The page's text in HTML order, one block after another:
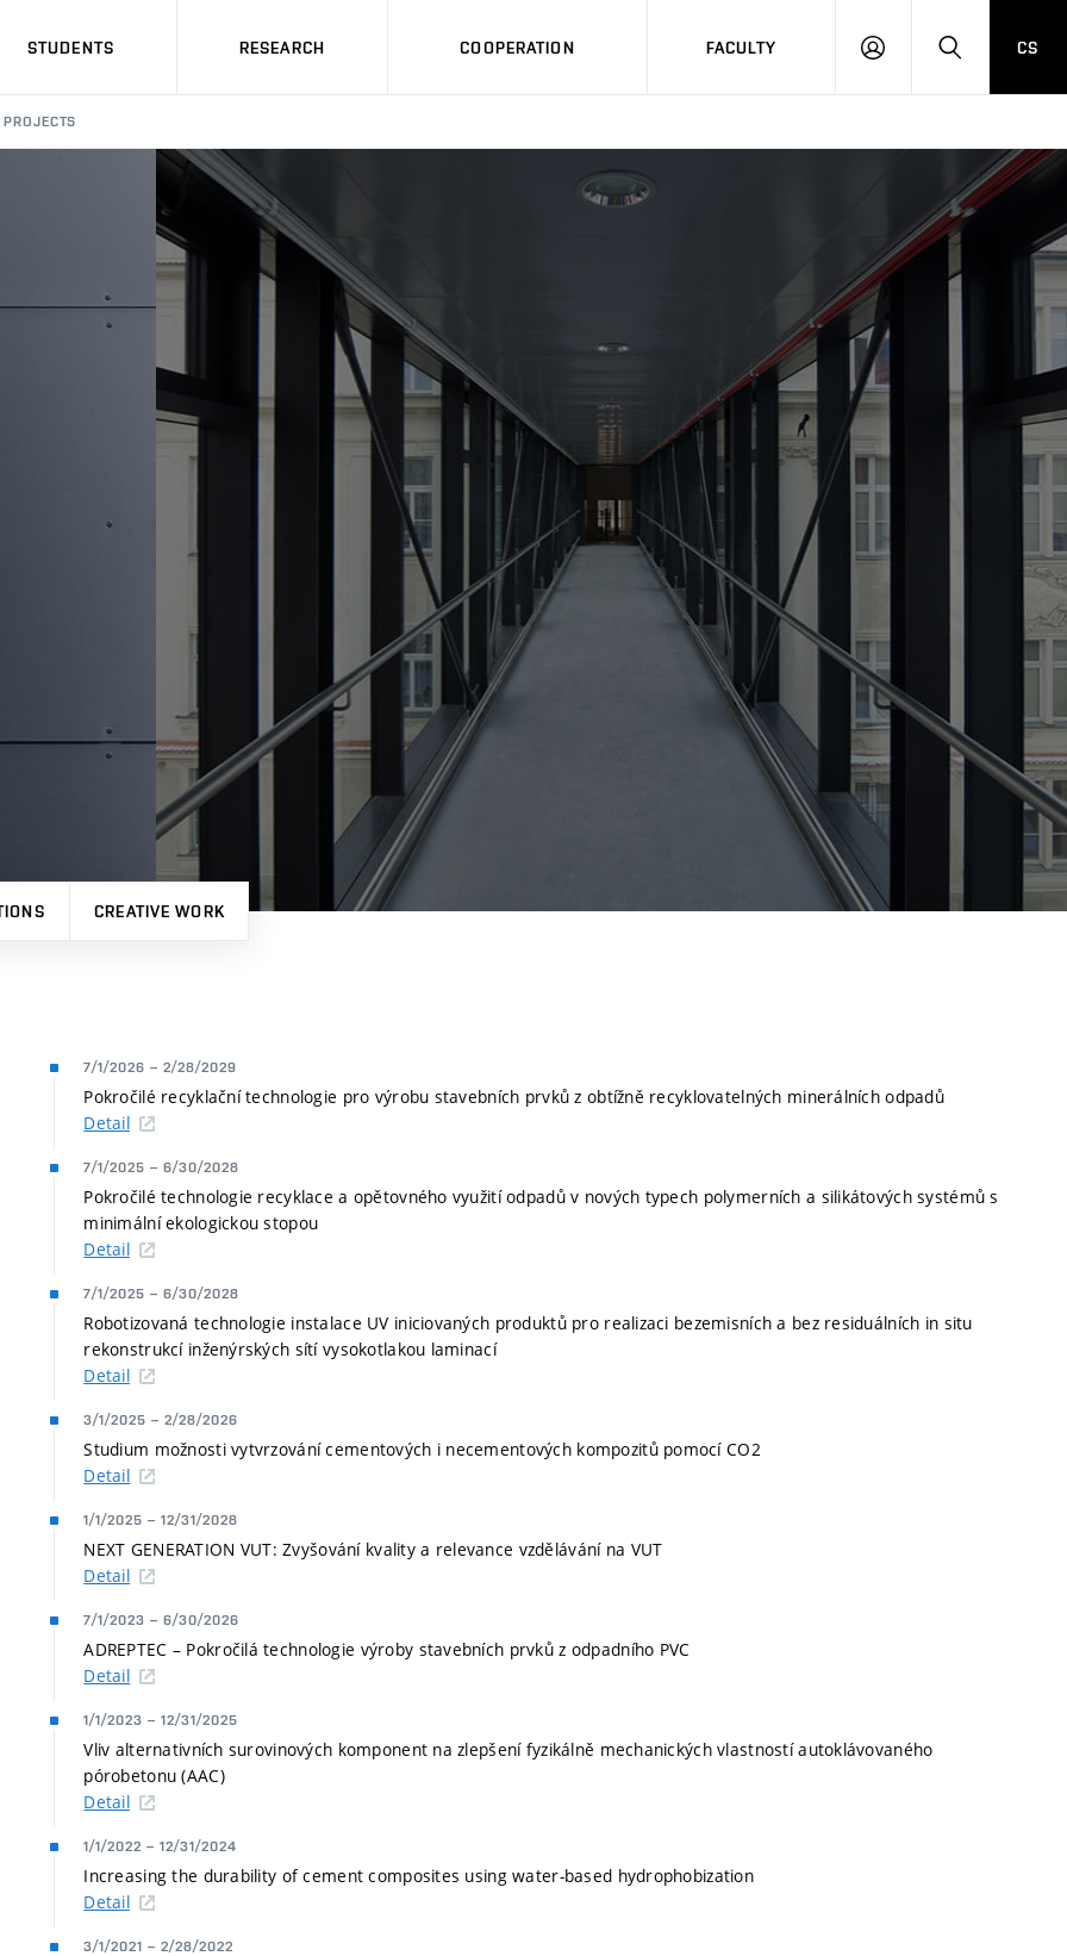
STUDENTS RESEARCH COOPERATION FACULTY
LOG
HLEDAT
CS
PROJECTS
CREATIVE WORK
7/1/2026 – 2/28/2029
Pokročilé recyklační technologie pro výrobu stavebních prvků z obtížně recyklovatelných minerálních odpadů
Detail
7/1/2025 – 6/30/2028
Pokročilé technologie recyklace a opětovného využití odpadů v nových typech polymerních a silikátových systémů s
minimální ekologickou stopou
Detail
7/1/2025 – 6/30/2028
Robotizovaná technologie instalace UV iniciovaných produktů pro realizaci bezemisních a bez residuálních in situ
rekonstrukcí inženýrských sítí vysokotlakou laminací
Detail
3/1/2025 – 2/28/2026
Studium možnosti vytvrzování cementových i necementových kompozitů pomocí CO2
Detail
1/1/2025 – 12/31/2028
NEXT GENERATION VUT: Zvyšování kvality a relevance vzdělávání na VUT
Detail
7/1/2023 – 6/30/2026
ADREPTEC – Pokročilá technologie výroby stavebních prvků z odpadního PVC
Detail
1/1/2023 – 12/31/2025
Vliv alternativních surovinových komponent na zlepšení fyzikálně mechanických vlastností autoklávovaného
pórobetonu (AAC)
Detail
1/1/2022 – 12/31/2024
Increasing the durability of cement composites using water-based hydrophobization
Detail
3/1/2021 – 2/28/2022